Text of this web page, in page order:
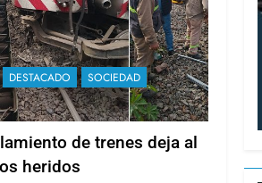
DESTACADO
SOCIEDAD
de trenes deja al
heridos